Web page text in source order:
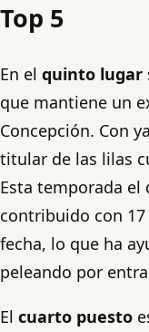
Top 5
En el quinto lugar
que mantiene un
Concepción. Con
titular de las lilas
Esta temporada
contribuido con
fecha, lo que ha
peleando por
El cuarto puesto